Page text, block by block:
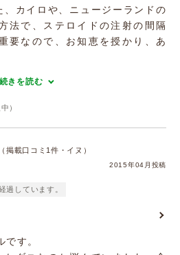
カイロや、ニュージーランドの
法で、ステロイドの注射の間隔
要なので、お知恵を授かり、あ
続きを読む
中）
載口コミ1件・イヌ）
2015年04月投稿
過しています。
す。